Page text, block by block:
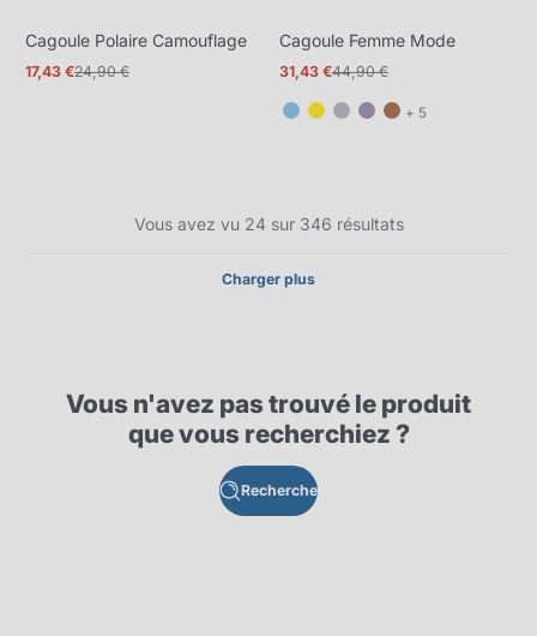
Cagoule Polaire Camouflage
Prix
17,43 €
Prix
24,90 €
Cagoule Femme Mode
Prix
31,43 €
Prix
44,90 €
+ 5et
Vous avez vu 24 sur 346 résultats
Charger plus
Vous n'avez pas trouvé le produit
que vous recherchiez ?
Recherche